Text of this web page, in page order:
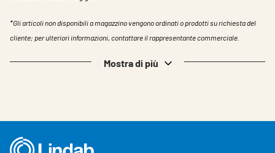
Log in
Scegliere la lingua
*Gli articoli non disponibili a magazzino vengono ordinati o prodotti su richiesta del
cliente; per ulteriori informazioni, contattare il rappresentante commerciale.
Mostra di più